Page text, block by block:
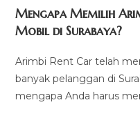
Mengapa Memilih
Mobil di Surabaya?
Arimbi Rent Car telah
banyak pelanggan di
mengapa Anda harus